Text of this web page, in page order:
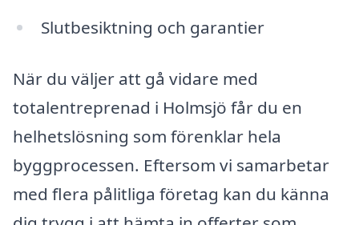
Slutbesiktning och garantier
När du väljer att gå vidare med
totalentreprenad i Holmsjö får du en
helhetslösning som förenklar hela
byggprocessen. Eftersom vi samarbetar
med flera pålitliga företag kan du känna